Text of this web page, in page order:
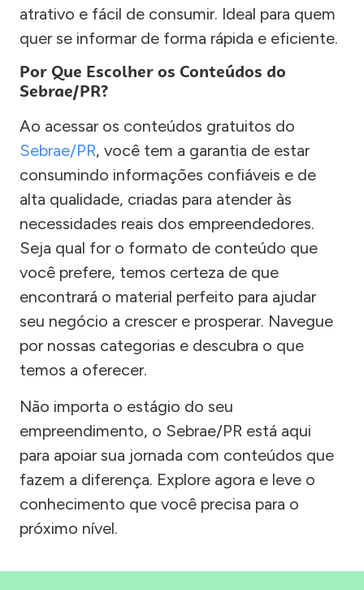
atrativo e fácil de consumir. Ideal para quem
quer se informar de forma rápida e eficiente.
Por Que Escolher os Conteúdos do
Sebrae/PR?
Ao acessar os conteúdos gratuitos do
Sebrae/PR, você tem a garantia de estar
consumindo informações confiáveis e de
alta qualidade, criadas para atender às
necessidades reais dos empreendedores.
Seja qual for o formato de conteúdo que
você prefere, temos certeza de que
encontrará o material perfeito para ajudar
seu negócio a crescer e prosperar. Navegue
por nossas categorias e descubra o que
temos a oferecer.
Não importa o estágio do seu
empreendimento, o Sebrae/PR está aqui
para apoiar sua jornada com conteúdos que
fazem a diferença. Explore agora e leve o
conhecimento que você precisa para o
próximo nível.